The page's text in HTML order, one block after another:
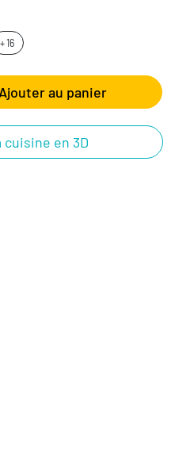
+ 16
Ajouter au panier
en 3D